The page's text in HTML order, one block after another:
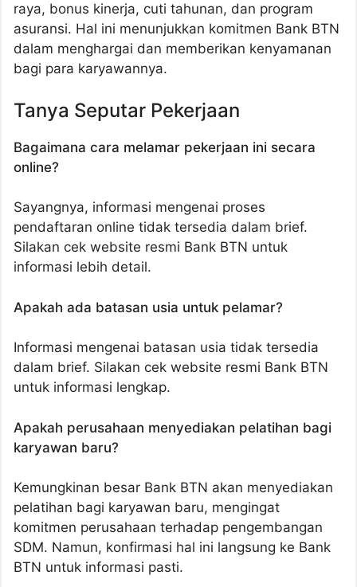
raya, bonus kinerja, cuti tahunan, dan program
asuransi. Hal ini menunjukkan komitmen Bank BTN
dalam menghargai dan memberikan kenyamanan
bagi para karyawannya.
Tanya Seputar Pekerjaan
Bagaimana cara melamar pekerjaan ini secara
online?
Sayangnya, informasi mengenai proses
pendaftaran online tidak tersedia dalam brief.
Silakan cek website resmi Bank BTN untuk
informasi lebih detail.
Apakah ada batasan usia untuk pelamar?
Informasi mengenai batasan usia tidak tersedia
dalam brief. Silakan cek website resmi Bank BTN
untuk informasi lengkap.
Apakah perusahaan menyediakan pelatihan bagi
karyawan baru?
Kemungkinan besar Bank BTN akan menyediakan
pelatihan bagi karyawan baru, mengingat
komitmen perusahaan terhadap pengembangan
SDM. Namun, konfirmasi hal ini langsung ke Bank
BTN untuk informasi pasti.